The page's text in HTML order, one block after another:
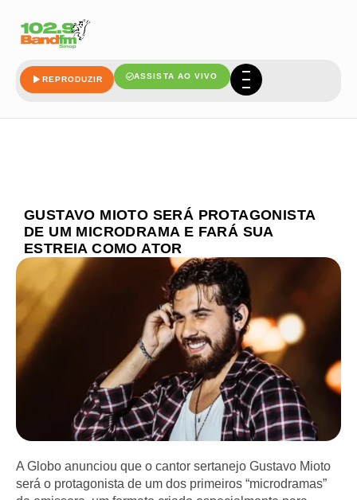
REPRODUZIR ASSISTA AO VIVO
GUSTAVO MIOTO SERÁ PROTAGONISTA
DE UM MICRODRAMA E FARÁ SUA
ESTREIA COMO ATOR
A Globo anunciou que o cantor sertanejo Gustavo Mioto
será o protagonista de um dos primeiros “microdramas”